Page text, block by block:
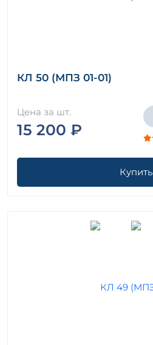
КЛ 50 (МПЗ 01-01)
Цена за шт.
15 200 ₽
Купить